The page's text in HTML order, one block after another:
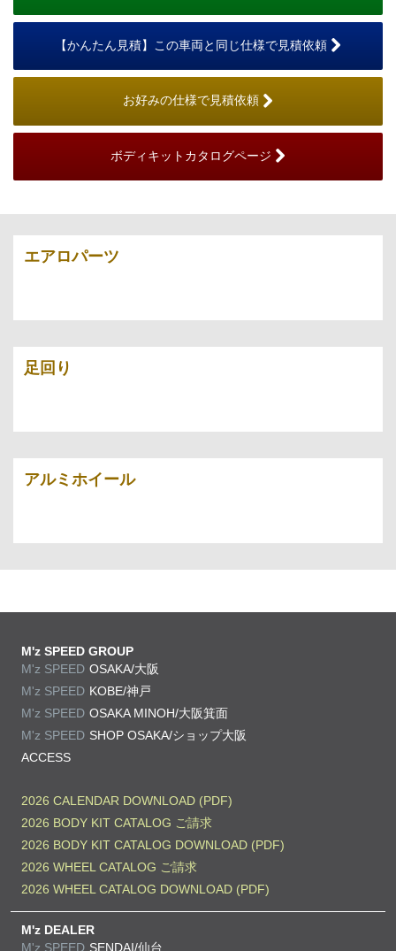
【かんたん見積】この車両と同じ仕様で見積依頼
お好みの仕様で見積依頼
ボディキットカタログページ
エアロパーツ
足回り
アルミホイール
M'z SPEED GROUP
M'z SPEED OSAKA/大阪
M'z SPEED KOBE/神戸
M'z SPEED OSAKA MINOH/大阪箕面
M'z SPEED SHOP OSAKA/ショップ大阪
ACCESS
2026 CALENDAR DOWNLOAD (PDF)
2026 BODY KIT CATALOG ご請求
2026 BODY KIT CATALOG DOWNLOAD (PDF)
2026 WHEEL CATALOG ご請求
2026 WHEEL CATALOG DOWNLOAD (PDF)
M'z DEALER
M'z SPEED SENDAI/仙台